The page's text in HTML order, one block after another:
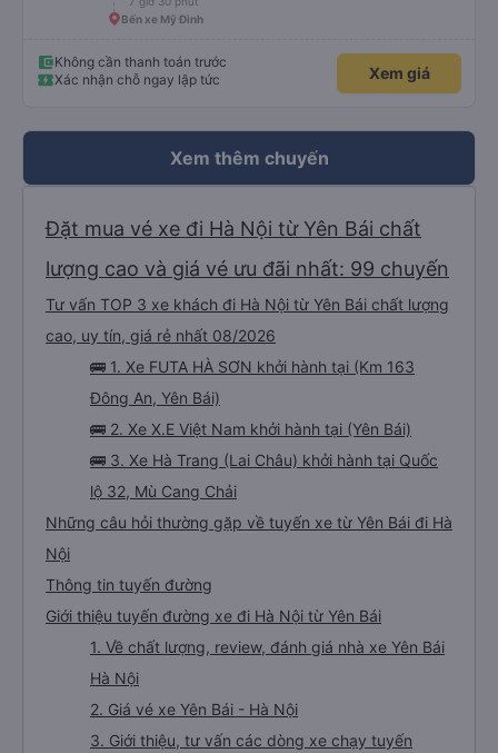
Bến xe Mỹ Đình
Không cần thanh toán trước
Xác nhận chỗ ngay lập tức
Xem giá
Xem thêm chuyến
Đặt mua vé xe đi Hà Nội từ Yên Bái chất
lượng cao và giá vé ưu đãi nhất: 99 chuyến
Tư vấn TOP 3 xe khách đi Hà Nội từ Yên Bái chất lượng
cao, uy tín, giá rẻ nhất 08/2026
🚌 1. Xe FUTA HÀ SƠN khởi hành tại (Km 163
Đông An, Yên Bái)
🚌 2. Xe X.E Việt Nam khởi hành tại (Yên Bái)
🚌 3. Xe Hà Trang (Lai Châu) khởi hành tại Quốc
lộ 32, Mù Cang Chải
Những câu hỏi thường gặp về tuyến xe từ Yên Bái đi Hà
Nội
Thông tin tuyến đường
Giới thiệu tuyến đường xe đi Hà Nội từ Yên Bái
1. Về chất lượng, review, đánh giá nhà xe Yên Bái
Hà Nội
2. Giá vé xe Yên Bái - Hà Nội
3. Giới thiệu, tư vấn các dòng xe chạy tuyến